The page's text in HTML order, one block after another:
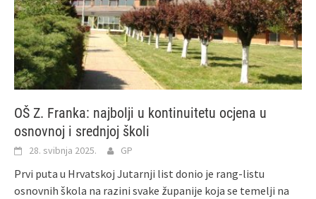
OŠ Z. Franka: najbolji u kontinuitetu ocjena u
osnovnoj i srednjoj školi
28. svibnja 2025. GP
Prvi puta u Hrvatskoj Jutarnji list donio je rang-listu
osnovnih škola na razini svake županije koja se temelji na